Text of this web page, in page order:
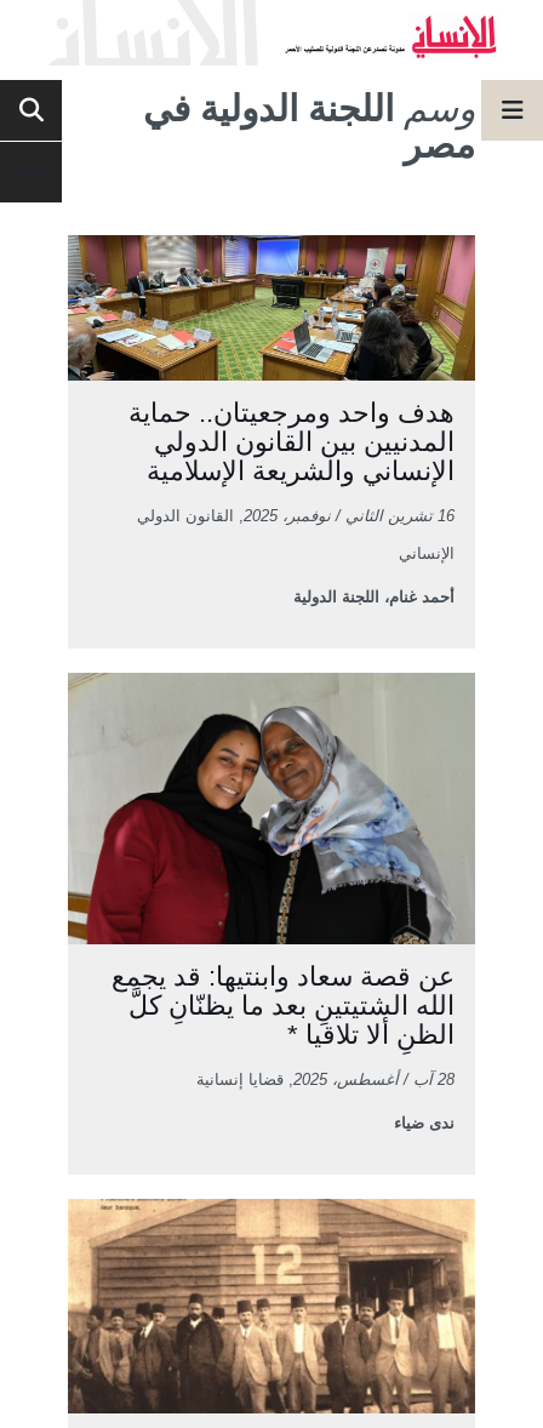
وسم اللجنة الدولية في
مصر
هدف واحد ومرجعيتان.. حماية
المدنيين بين القانون الدولي
الإنساني والشريعة الإسلامية
16 تشرين الثاني / نوفمبر، 2025 , القانون الدولي
الإنساني
أحمد غنام، اللجنة الدولية
عن قصة سعاد وابنتيها: قد يجمع
الله الشتيتينِ بعد ما يظنّانِ كلَّ
الظنِ ألا تلاقيا *
28 آب / أغسطس، 2025 , قضايا إنسانية
ندى ضياء